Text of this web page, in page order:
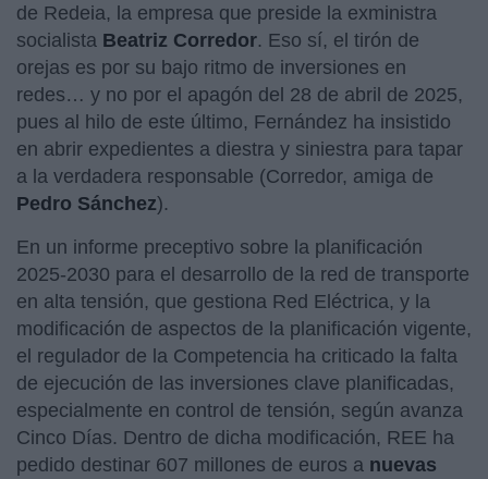
de Redeia, la empresa que preside la exministra
socialista Beatriz Corredor. Eso sí, el tirón de
orejas es por su bajo ritmo de inversiones en
redes… y no por el apagón del 28 de abril de 2025,
pues al hilo de este último, Fernández ha insistido
en abrir expedientes a diestra y siniestra para tapar
a la verdadera responsable (Corredor, amiga de
Pedro Sánchez).
En un informe preceptivo sobre la planificación
2025-2030 para el desarrollo de la red de transporte
en alta tensión, que gestiona Red Eléctrica, y la
modificación de aspectos de la planificación vigente,
el regulador de la Competencia ha criticado la falta
de ejecución de las inversiones clave planificadas,
especialmente en control de tensión, según avanza
Cinco Días. Dentro de dicha modificación, REE ha
pedido destinar 607 millones de euros a nuevas